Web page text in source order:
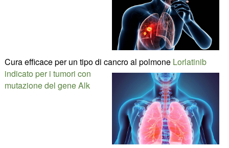
Cura efficace per un tipo di cancro al polmone Lorlatinib
indicato per i tumori con
mutazione del gene Alk